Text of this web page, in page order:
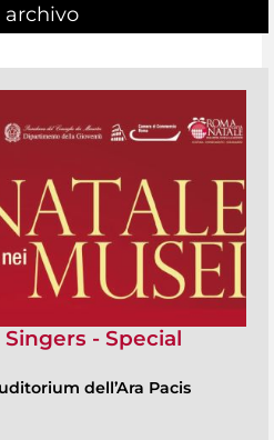
archivo
- Special
dell’Ara Pacis